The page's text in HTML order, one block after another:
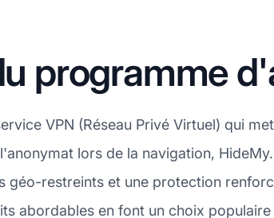
programme
VPN (Réseau Privé Virtuel) qui
lors de la navigation,
géo-restreints et une protection
abordables en font un choix